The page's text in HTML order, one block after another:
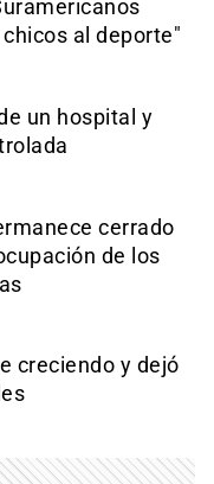
al deporte"
un hospital y
cerrado
de los
creciendo y dejó